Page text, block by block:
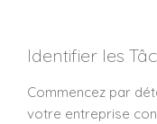
Identifier les
Commencez par
votre entreprise